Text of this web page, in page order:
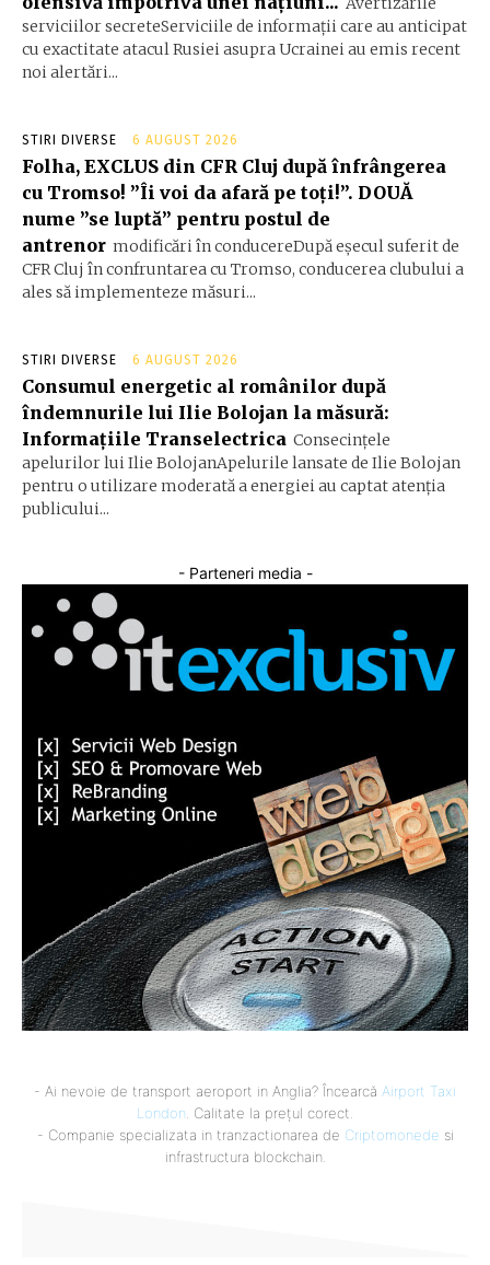
serviciilor secreteServiciile de informații care au anticipat
cu exactitate atacul Rusiei asupra Ucrainei au emis recent
noi alertări...
STIRI DIVERSE 6 AUGUST 2026
Folha, EXCLUS din CFR Cluj după înfrângerea
cu Tromso! ”Îi voi da afară pe toți!”. DOUĂ
nume ”se luptă” pentru postul de
antrenor modificări în conducereDupă eșecul suferit de
CFR Cluj în confruntarea cu Tromso, conducerea clubului a
ales să implementeze măsuri...
STIRI DIVERSE 6 AUGUST 2026
Consumul energetic al românilor după
îndemnurile lui Ilie Bolojan la măsură:
Informațiile Transelectrica Consecințele
apelurilor lui Ilie BolojanApelurile lansate de Ilie Bolojan
pentru o utilizare moderată a energiei au captat atenția
publicului...
- Parteneri media -
- Ai nevoie de transport aeroport in Anglia? Încearcă Airport Taxi
London. Calitate la prețul corect.
- Companie specializata in tranzactionarea de Criptomonede si
infrastructura blockchain.